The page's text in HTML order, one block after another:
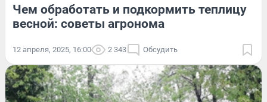
Чем обработать и подкормить теплицу
весной: советы агронома
12 апреля, 2025, 16:00 2 343 Обсудить